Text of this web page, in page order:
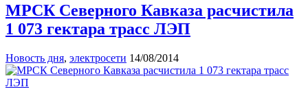
МРСК Северного Кавказа расчистила
1 073 гектара трасс ЛЭП
Новость дня, электросети 14/08/2014